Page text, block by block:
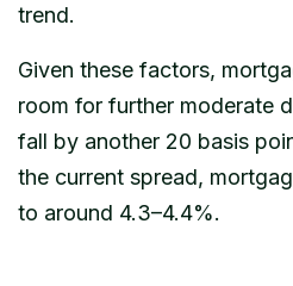
trend.
Given these factors,
room for further moderate
fall by another 20 basis
the current spread,
to around 4.3–4.4%.